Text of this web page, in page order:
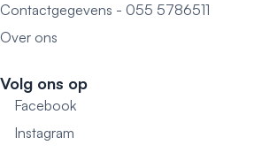
Contactgegevens - 055 5786511
Over ons
Volg ons op
Facebook
Instagram